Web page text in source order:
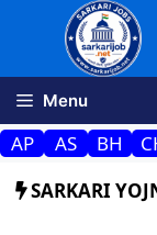
Menu
AP AS BH
SARKARI